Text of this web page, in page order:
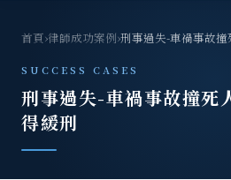
首頁›律師成功案例›刑事過失-車禍事故
SUCCESS CASES
刑事過失-車禍事故撞死
得緩刑